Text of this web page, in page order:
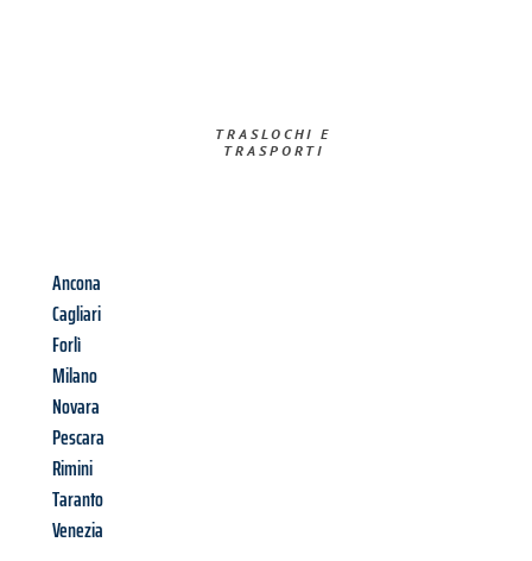
TRASLOCHI E
TRASPORTI​
Ancona
Cagliari
Forlì
Milano
Novara
Pescara
Rimini
Taranto
Venezia